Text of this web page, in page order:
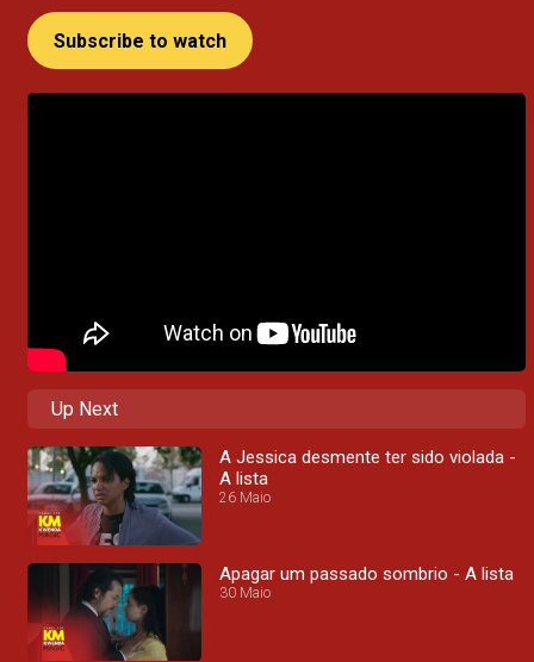
Subscribe to watch
Up Next
A Jessica desmente ter sido violada -
A lista
26 Maio
Apagar um passado sombrio - A lista
30 Maio